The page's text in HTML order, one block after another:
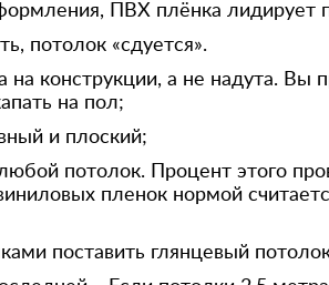
ПВХ плёнка лидирует
потолок «сдуется».
на конструкции, а не надута.
на пол;
и плоский;
потолок. Процент этого
пленок нормой
поставить глянцевый